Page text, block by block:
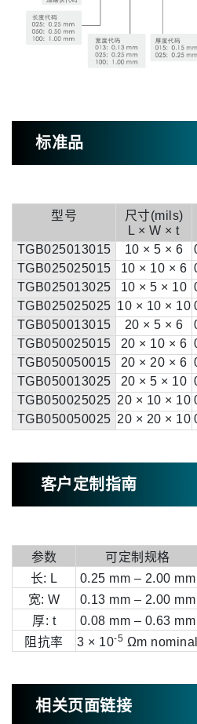
标准品
型号
尺寸(mils)
L × W × t
TGB025013015
10 × 5 × 6
TGB025025015
10 × 10 × 6
TGB025013025
10 × 5 × 10
TGB025025025 10 × 10 × 10
TGB050013015
20 × 5 × 6
TGB050025015
20 × 10 × 6
TGB050050015
20 × 20 × 6
TGB050013025
20 × 5 × 10
TGB050025025 20 × 10 × 10
TGB050050025 20 × 20 × 10
客户定制指南
参数
可定制规格
长: L
0.25 mm – 2.00 mm
宽: W
0.13 mm – 2.00 mm
厚: t
0.08 mm – 0.63 mm
阻抗率
3 × 10-5 Ωm nominal
相关页面链接